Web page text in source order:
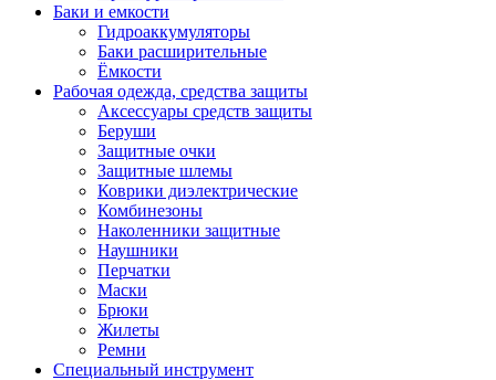
Баки и емкости
Гидроаккумуляторы
Баки расширительные
Ёмкости
Рабочая одежда, средства защиты
Аксессуары средств защиты
Беруши
Защитные очки
Защитные шлемы
Коврики диэлектрические
Комбинезоны
Наколенники защитные
Наушники
Перчатки
Маски
Брюки
Жилеты
Ремни
Специальный инструмент